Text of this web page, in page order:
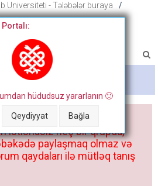
Universiteti - Tələbələr buraya
slayd və paylaşımlar
a
Bitdi
hüdudsuz yararlanın 🙂
Qeydiyyat Bağla
yalnız fərdi istifadəniz
istisnasız heç bir qrupda,
paylaşmaq olmaz və
qaydaları ilə mütləq tanış